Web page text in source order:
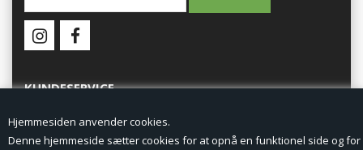
Hjemmesiden anvender cookies.
Denne hjemmeside sætter cookies for at opnå en funktionel side og for
KUNDESERVICE
Forside